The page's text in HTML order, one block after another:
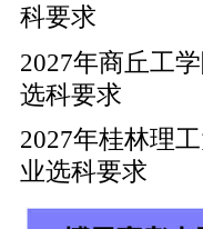
科要求
2027年商丘工
选科要求
2027年桂林理
业选科要求